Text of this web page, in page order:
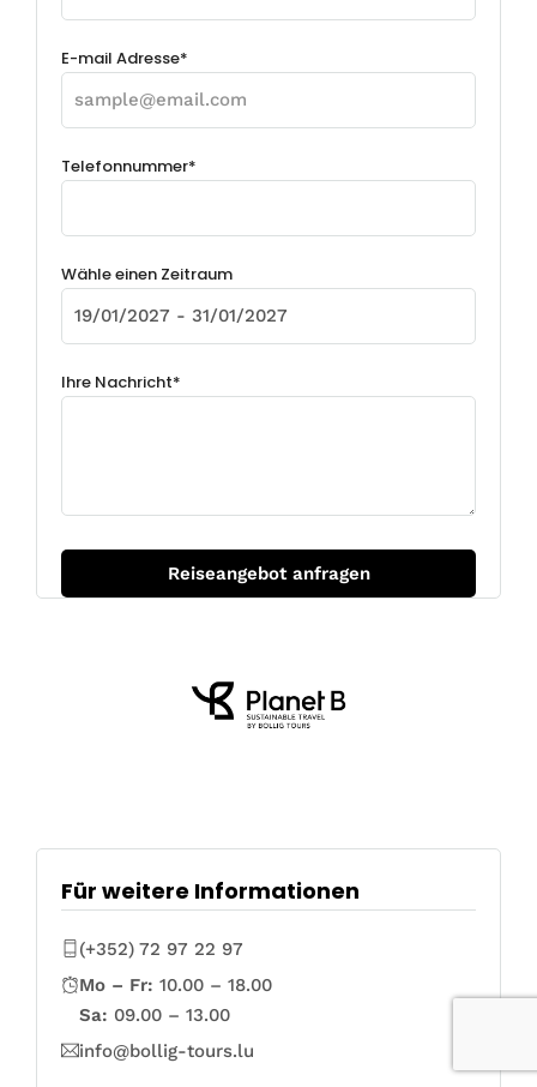
E-mail Adresse*
Telefonnummer*
Wähle einen Zeitraum
Ihre Nachricht*
Für weitere Informationen
(+352) 72 97 22 97
Mo – Fr: 10.00 – 18.00
Sa: 09.00 – 13.00
info@bollig-tours.lu